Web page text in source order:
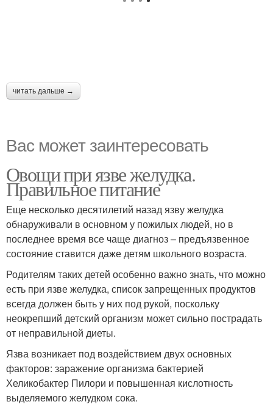
читать дальше →
Вас может заинтересовать
Овощи при язве желудка.
Правильное питание
Еще несколько десятилетий назад язву желудка
обнаруживали в основном у пожилых людей, но в
последнее время все чаще диагноз – предъязвенное
состояние ставится даже детям школьного возраста.
Родителям таких детей особенно важно знать, что можно
есть при язве желудка, список запрещенных продуктов
всегда должен быть у них под рукой, поскольку
неокрепший детский организм может сильно пострадать
от неправильной диеты.
Язва возникает под воздействием двух основных
факторов: заражение организма бактерией
Хеликобактер Пилори и повышенная кислотность
выделяемого желудком сока.